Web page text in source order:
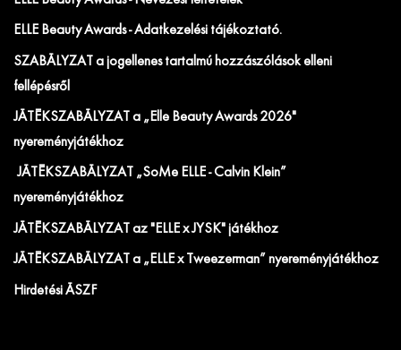
ELLE Beauty Awards - Adatkezelési tájékoztató.
SZABÁLYZAT a jogellenes tartalmú hozzászólások elleni
fellépésről
JÁTÉKSZABÁLYZAT a „Elle Beauty Awards 2026"
nyereményjátékhoz
JÁTÉKSZABÁLYZAT „SoMe ELLE - Calvin Klein”
nyereményjátékhoz
JÁTÉKSZABÁLYZAT az "ELLE x JYSK" játékhoz
JÁTÉKSZABÁLYZAT a „ELLE x Tweezerman” nyereményjátékhoz
Hirdetési ÁSZF